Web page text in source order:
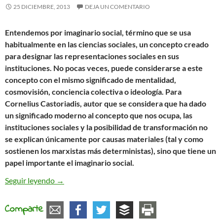
25 DICIEMBRE, 2013 DEJA UN COMENTARIO
Entendemos por imaginario social, término que se usa
habitualmente en las ciencias sociales, un concepto creado
para designar las representaciones sociales en sus
instituciones. No pocas veces, puede considerarse a este
concepto con el mismo significado de mentalidad,
cosmovisión, conciencia colectiva o ideología. Para
Cornelius Castoriadis, autor que se considera que ha dado
un significado moderno al concepto que nos ocupa, las
instituciones sociales y la posibilidad de transformación no
se explican únicamente por causas materiales (tal y como
sostienen los marxistas más deterministas), sino que tiene un
papel importante el imaginario social.
Seguir leyendo El imaginario social
→
Comparte